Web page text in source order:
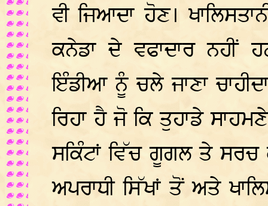
ਵੀ ਜਿਆਦਾ ਹੋਣ।
ਕਨੇਡਾ ਦੇ ਵਫਾਦਾਰ
ਇੰਡੀਆ ਨੂੰ ਚਲੇ ਜਾਣਾ
ਰਿਹਾ ਹੈ ਜੋ ਕਿ ਤੁਹਾਡੇ
ਸਕਿੰਟਾਂ ਵਿੱਚ ਗੂਗਲ ਤੇ
ਅਪਰਾਧੀ ਸਿੱਖਾਂ ਤੋਂ ਅਤੇ